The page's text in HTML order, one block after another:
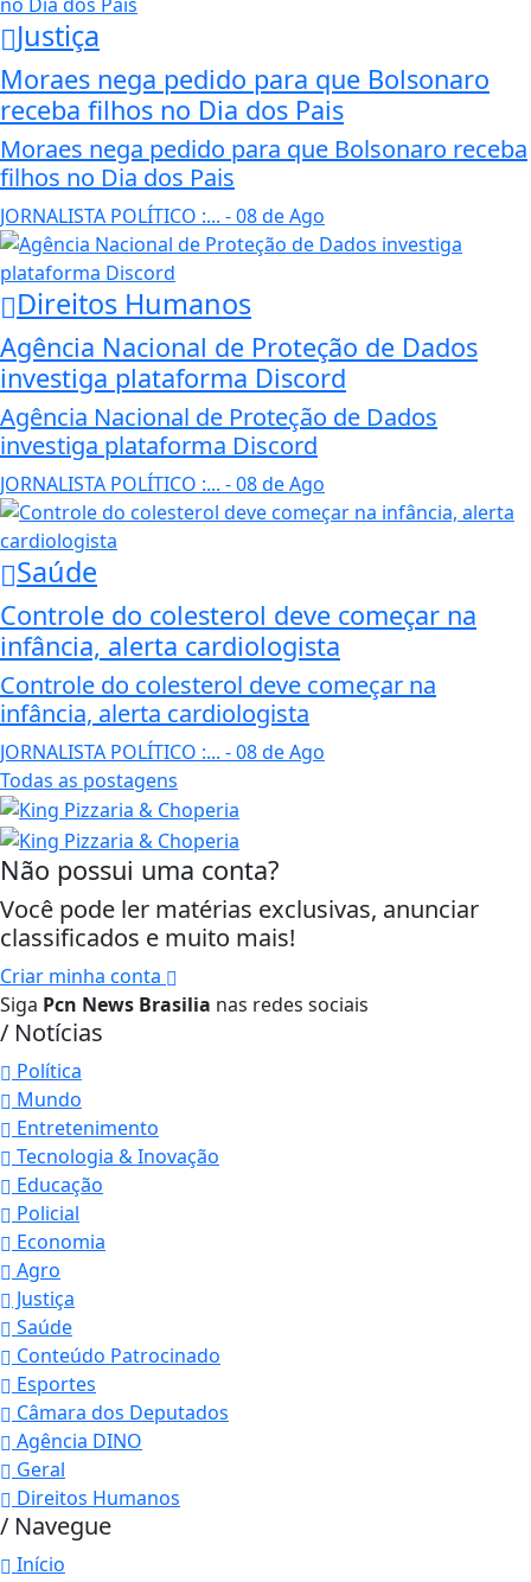
Justiça
Moraes nega pedido para que Bolsonaro
receba filhos no Dia dos Pais
Moraes nega pedido para que Bolsonaro receba
filhos no Dia dos Pais
JORNALISTA POLÍTICO :... - 08 de Ago
Direitos Humanos
Agência Nacional de Proteção de Dados
investiga plataforma Discord
Agência Nacional de Proteção de Dados
investiga plataforma Discord
JORNALISTA POLÍTICO :... - 08 de Ago
Saúde
Controle do colesterol deve começar na
infância, alerta cardiologista
Controle do colesterol deve começar na
infância, alerta cardiologista
JORNALISTA POLÍTICO :... - 08 de Ago
Todas as postagens
Não possui uma conta?
Você pode ler matérias exclusivas, anunciar
classificados e muito mais!
Criar minha conta
Siga Pcn News Brasilia nas redes sociais
/ Notícias
Política
Mundo
Entretenimento
Tecnologia & Inovação
Educação
Policial
Economia
Agro
Justiça
Saúde
Conteúdo Patrocinado
Esportes
Câmara dos Deputados
Agência DINO
Geral
Direitos Humanos
/ Navegue
Início